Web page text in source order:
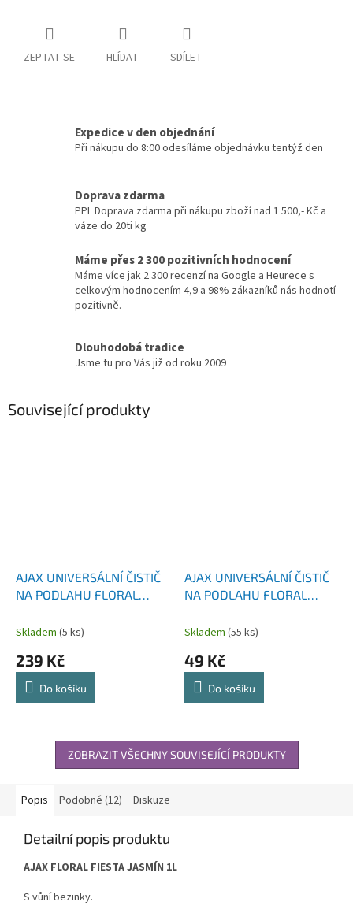
ZEPTAT SE HLÍDAT SDÍLET
Expedice v den objednání
Při nákupu do 8:00 odesíláme objednávku tentýž den
Doprava zdarma
PPL Doprava zdarma při nákupu zboží nad 1 500,- Kč a
váze do 20ti kg
Máme přes 2 300 pozitivních hodnocení
Máme více jak 2 300 recenzí na Google a Heurece s
celkovým hodnocením 4,9 a 98% zákazníků nás hodnotí
pozitivně.
Dlouhodobá tradice
Jsme tu pro Vás již od roku 2009
Související produkty
AJAX UNIVERSÁLNÍ ČISTIČ
NA PODLAHU FLORAL
Skladem (5 ks)
239 Kč
Do košíku
AJAX UNIVERSÁLNÍ ČISTIČ
NA PODLAHU FLORAL
Skladem (55 ks)
49 Kč
Do košíku
ZOBRAZIT VŠECHNY SOUVISEJÍCÍ PRODUKTY
Popis Podobné (12) Diskuze
Detailní popis produktu
AJAX FLORAL FIESTA JASMÍN 1L
S vůní bezinky.